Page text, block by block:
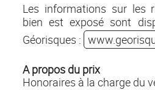
Les informations sur les
bien est exposé sont
Géorisques :
A propos du prix
Honoraires à la charge du